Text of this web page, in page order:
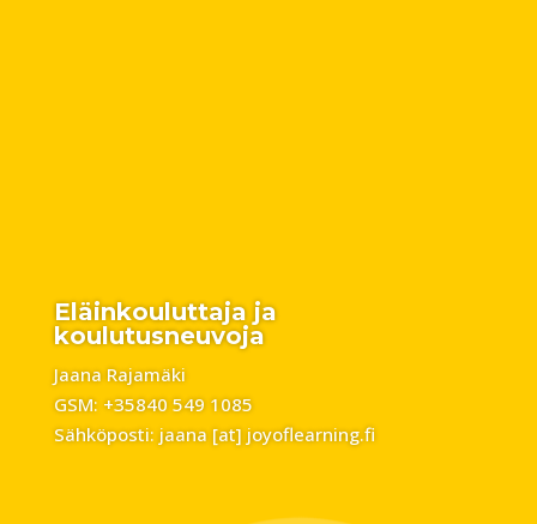
Eläinkouluttaja ja
koulutusneuvoja
Jaana Rajamäki
GSM: +35840 549 1085
Sähköposti: jaana [at] joyoflearning.fi